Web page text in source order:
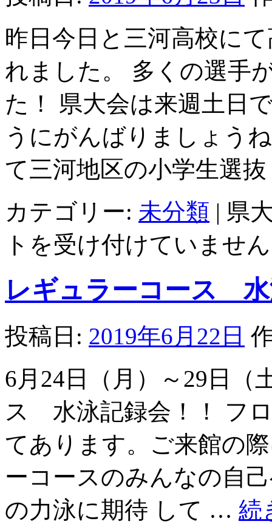
昨日今日と三河高校に
れました。 多くの選手
た！ 県大会は来週土日
うにがんばりましょう
て三河地区の小学生選
カテゴリー: 未分類 | 県
トを受け付けていません
レギュラーコース 水
投稿日: 2019年6月22日
6月24日（月）～29日（
ス 水泳記録会！！ フ
てあります。ご来館の
ーコースのみんなの自
の力泳に期待 して … 続